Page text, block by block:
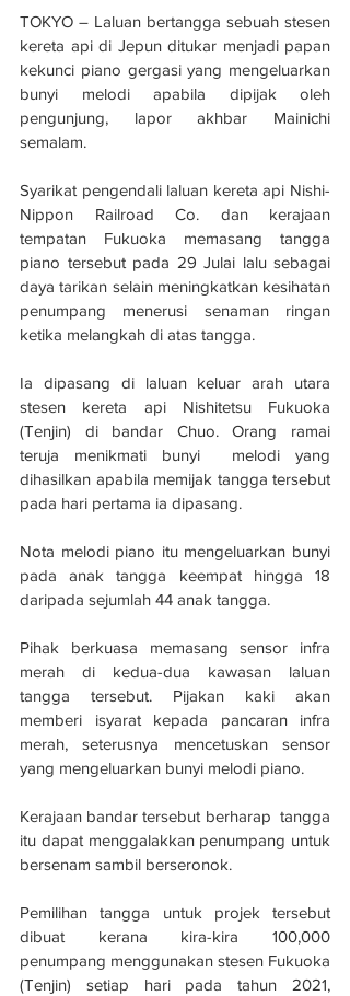
TOKYO – Laluan bertangga sebuah stesen
kereta api di Jepun ditukar menjadi papan
kekunci piano gergasi yang mengeluarkan
bunyi melodi apabila dipijak oleh
pengunjung, lapor akhbar Mainichi
semalam.
Syarikat pengendali laluan kereta api Nishi-
Nippon Railroad Co. dan kerajaan
tempatan Fukuoka memasang tangga
piano tersebut pada 29 Julai lalu sebagai
daya tarikan selain meningkatkan kesihatan
penumpang menerusi senaman ringan
ketika melangkah di atas tangga.
Ia dipasang di laluan keluar arah utara
stesen kereta api Nishitetsu Fukuoka
(Tenjin) di bandar Chuo. Orang ramai
teruja menikmati bunyi  melodi yang
dihasilkan apabila memijak tangga tersebut
pada hari pertama ia dipasang.
Nota melodi piano itu mengeluarkan bunyi
pada anak tangga keempat hingga 18
daripada sejumlah 44 anak tangga.
Pihak berkuasa memasang sensor infra
merah di kedua-dua kawasan laluan
tangga tersebut. Pijakan kaki akan
memberi isyarat kepada pancaran infra
merah, seterusnya mencetuskan sensor
yang mengeluarkan bunyi melodi piano.
Kerajaan bandar tersebut berharap  tangga
itu dapat menggalakkan penumpang untuk
bersenam sambil berseronok.
Pemilihan tangga untuk projek tersebut
dibuat kerana kira-kira 100,000
penumpang menggunakan stesen Fukuoka
(Tenjin) setiap hari pada tahun 2021,